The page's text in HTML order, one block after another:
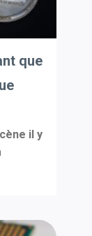
que
il y